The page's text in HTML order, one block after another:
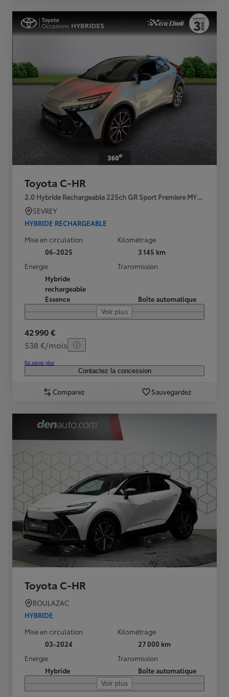
Toyota C-HR
2.0 Hybride Rechargeable 225ch GR Sport Premiere MY25
SEVREY
HYBRIDE RECHARGEABLE
Mise en circulation
06-2025
Kilométrage
3 145 km
Energie
Hybride
rechargeable
Essence
Transmission
Boîte automatique
Voir plus
42 990 €
538 €/mois
En savoir plus
Contactez la concession
Comparez Sauvegardez
Toyota C-HR
BOULAZAC
HYBRIDE
Mise en circulation
03-2024
Kilométrage
27 000 km
Energie
Hybride
Transmission
Boîte automatique
Voir plus